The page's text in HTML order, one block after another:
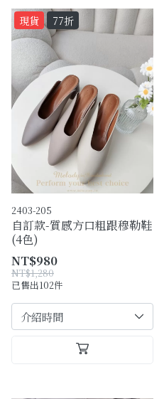
訂單查詢
關於我們
購物須知
Facebook粉絲專頁
Facebook社團
Instagram
現貨 77折
2403-205
自訂款-質感方口粗跟穆勒鞋
(4色)
NT$980
NT$1,280
已售出102件